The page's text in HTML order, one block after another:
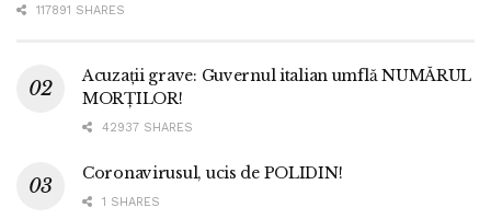
117891 SHARES
Acuzații grave: Guvernul italian umflă NUMĂRUL
MORȚILOR!
42937 SHARES
Coronavirusul, ucis de POLIDIN!
1 SHARES